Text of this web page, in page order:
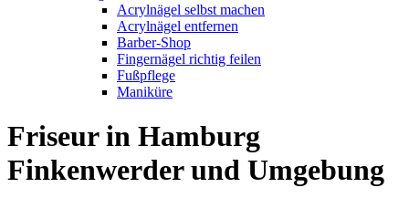
Acrylnägel selbst machen
Acrylnägel entfernen
Barber-Shop
Fingernägel richtig feilen
Fußpflege
Maniküre
Friseur in Hamburg
Finkenwerder und Umgebung